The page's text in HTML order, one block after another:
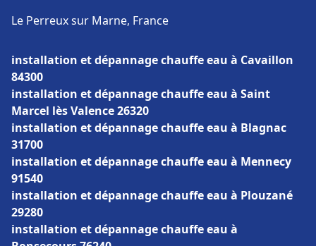
Le Perreux sur Marne, France
installation et dépannage chauffe eau à Cavaillon
84300
installation et dépannage chauffe eau à Saint
Marcel lès Valence 26320
installation et dépannage chauffe eau à Blagnac
31700
installation et dépannage chauffe eau à Mennecy
91540
installation et dépannage chauffe eau à Plouzané
29280
installation et dépannage chauffe eau à